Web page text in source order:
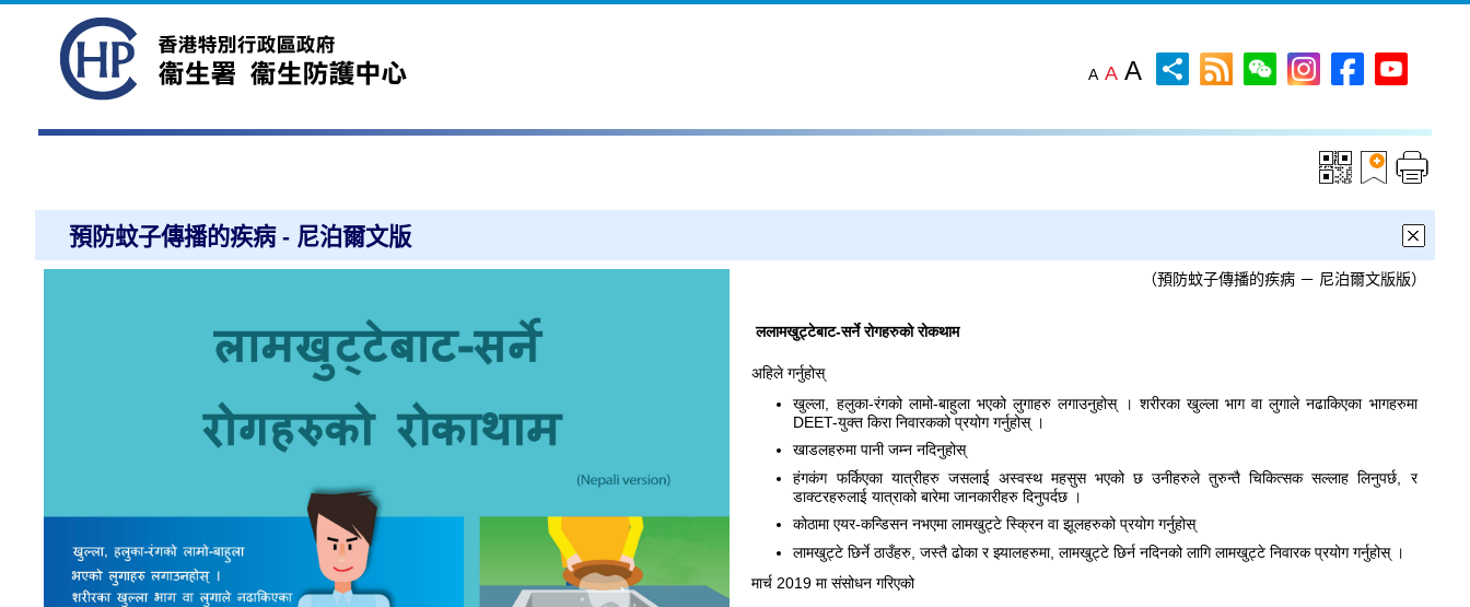
A A A
預防蚊子傳播的疾病 - 尼泊爾文版
（預防蚊子傳播的疾病 － 尼泊爾文版版）
ललामखुट्टेबाट-सर्ने रोगहरुको रोकथाम
अहिले गर्नुहोस्
खुल्ला, हलुका-रंगको लामो-बाहुला भएको लुगाहरु लगाउनुहोस् । शरीरका खुल्ला भाग वा लुगाले नढाकिएका भागहरुमा
DEET-युक्त किरा निवारकको प्रयोग गर्नुहोस् ।
खाडलहरुमा पानी जम्न नदिनुहोस्
हंगकंग फर्किएका यात्रीहरु जसलाई अस्वस्थ महसुस भएको छ उनीहरुले तुरुन्तै चिकित्सक सल्लाह लिनुपर्छ, र
डाक्टरहरुलाई यात्राको बारेमा जानकारीहरु दिनुपर्दछ ।
कोठामा एयर-कन्डिसन नभएमा लामखुट्टे स्क्रिन वा झूलहरुको प्रयोग गर्नुहोस्
लामखुट्टे छिर्ने ठाउँहरु, जस्तै ढोका र झ्यालहरुमा, लामखुट्टे छिर्न नदिनको लागि लामखुट्टे निवारक प्रयोग गर्नुहोस् ।
मार्च 2019 मा संसोधन गरिएको